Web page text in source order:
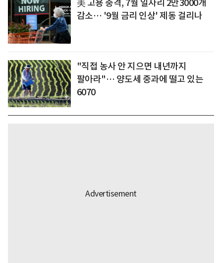
美 고용 충격, 7월 일자리 2만3000개
감소… '9월 금리 인상' 제동 걸리나
"직접 농사 안 지으면 내년까지
팔아라"… 양도세 중과에 떨고 있는
6070